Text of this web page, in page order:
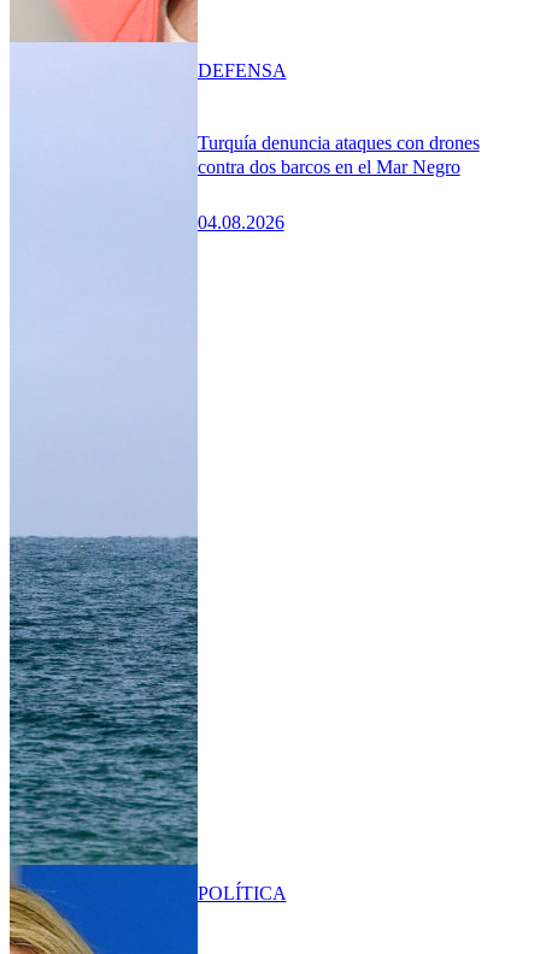
Turquía denuncia ataques con drones
contra dos barcos en el Mar Negro
04.08.2026
DEFENSA
POLÍTICA